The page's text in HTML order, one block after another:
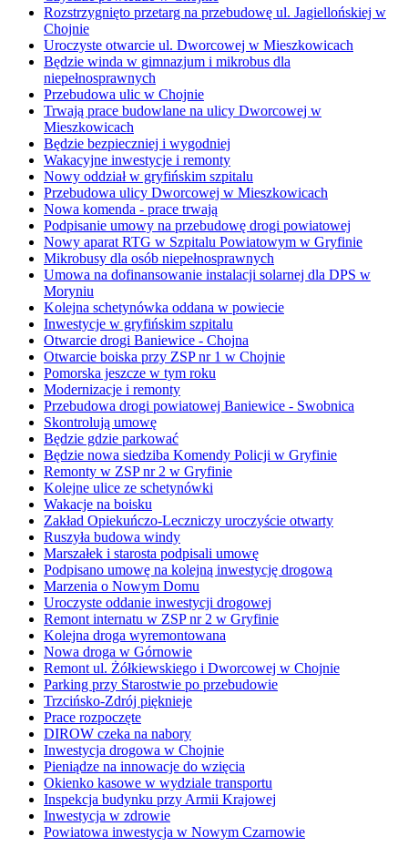
Rozstrzygnięto przetarg na przebudowę ul. Jagiellońskiej w
Chojnie
Uroczyste otwarcie ul. Dworcowej w Mieszkowicach
Będzie winda w gimnazjum i mikrobus dla
niepełnosprawnych
Przebudowa ulic w Chojnie
Trwają prace budowlane na ulicy Dworcowej w
Mieszkowicach
Będzie bezpieczniej i wygodniej
Wakacyjne inwestycje i remonty
Nowy oddział w gryfińskim szpitalu
Przebudowa ulicy Dworcowej w Mieszkowicach
Nowa komenda - prace trwają
Podpisanie umowy na przebudowę drogi powiatowej
Nowy aparat RTG w Szpitalu Powiatowym w Gryfinie
Mikrobusy dla osób niepełnosprawnych
Umowa na dofinansowanie instalacji solarnej dla DPS w
Moryniu
Kolejna schetynówka oddana w powiecie
Inwestycje w gryfińskim szpitalu
Otwarcie drogi Baniewice - Chojna
Otwarcie boiska przy ZSP nr 1 w Chojnie
Pomorska jeszcze w tym roku
Modernizacje i remonty
Przebudowa drogi powiatowej Baniewice - Swobnica
Skontrolują umowę
Będzie gdzie parkować
Będzie nowa siedziba Komendy Policji w Gryfinie
Remonty w ZSP nr 2 w Gryfinie
Kolejne ulice ze schetynówki
Wakacje na boisku
Zakład Opiekuńczo-Leczniczy uroczyście otwarty
Ruszyła budowa windy
Marszałek i starosta podpisali umowę
Podpisano umowę na kolejną inwestycję drogową
Marzenia o Nowym Domu
Uroczyste oddanie inwestycji drogowej
Remont internatu w ZSP nr 2 w Gryfinie
Kolejna droga wyremontowana
Nowa droga w Górnowie
Remont ul. Żółkiewskiego i Dworcowej w Chojnie
Parking przy Starostwie po przebudowie
Trzcińsko-Zdrój pięknieje
Prace rozpoczęte
DIROW czeka na nabory
Inwestycja drogowa w Chojnie
Pieniądze na innowacje do wzięcia
Okienko kasowe w wydziale transportu
Inspekcja budynku przy Armii Krajowej
Inwestycja w zdrowie
Powiatowa inwestycja w Nowym Czarnowie